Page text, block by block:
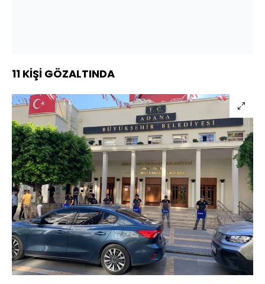
11 KİŞİ GÖZALTINDA